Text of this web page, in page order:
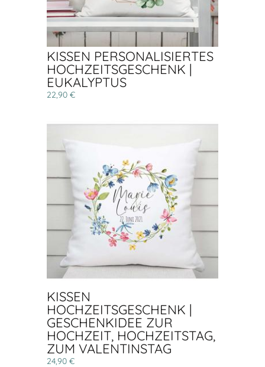
KISSEN PERSONALISIERTES
HOCHZEITSGESCHENK |
EUKALYPTUS
22,90 €
KISSEN
HOCHZEITSGESCHENK |
GESCHENKIDEE ZUR
HOCHZEIT, HOCHZEITSTAG,
ZUM VALENTINSTAG
24,90 €